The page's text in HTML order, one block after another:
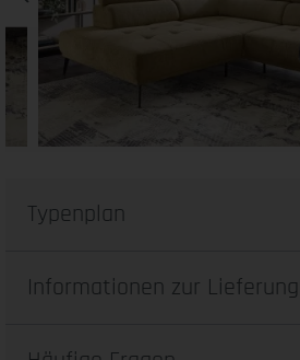
Typenplan
Informationen zur Lieferung